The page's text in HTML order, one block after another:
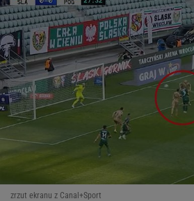
zrzut ekranu z Canal+Sport